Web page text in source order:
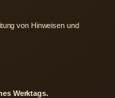
von Hinweisen und
Werktags.